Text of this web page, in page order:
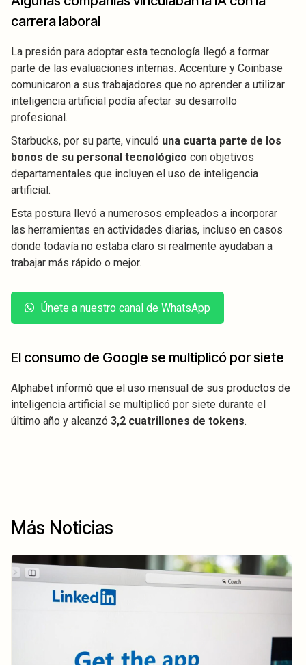
carrera laboral
La presión para adoptar esta tecnología llegó a formar
parte de las evaluaciones internas. Accenture y Coinbase
comunicaron a sus trabajadores que no aprender a utilizar
inteligencia artificial podía afectar su desarrollo
profesional.
Starbucks, por su parte, vinculó una cuarta parte de los
bonos de su personal tecnológico con objetivos
departamentales que incluyen el uso de inteligencia
artificial.
Esta postura llevó a numerosos empleados a incorporar
las herramientas en actividades diarias, incluso en casos
donde todavía no estaba claro si realmente ayudaban a
trabajar más rápido o mejor.
Únete a nuestro canal de WhatsApp
El consumo de Google se multiplicó por siete
Alphabet informó que el uso mensual de sus productos de
inteligencia artificial se multiplicó por siete durante el
último año y alcanzó 3,2 cuatrillones de tokens.
Más Noticias